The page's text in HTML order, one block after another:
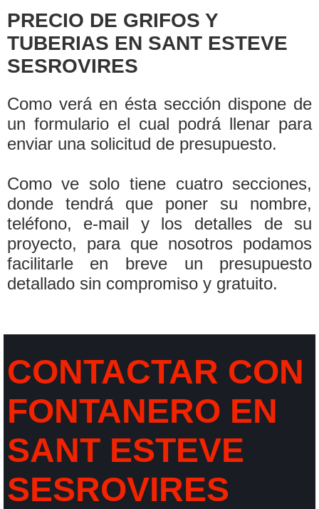
PRECIO DE GRIFOS Y
TUBERIAS EN SANT ESTEVE
SESROVIRES
Como verá en ésta sección dispone de
un formulario el cual podrá llenar para
enviar una solicitud de presupuesto.
Como ve solo tiene cuatro secciones,
donde tendrá que poner su nombre,
teléfono, e-mail y los detalles de su
proyecto, para que nosotros podamos
facilitarle en breve un presupuesto
detallado sin compromiso y gratuito.
CONTACTAR CON
FONTANERO EN
SANT ESTEVE
SESROVIRES